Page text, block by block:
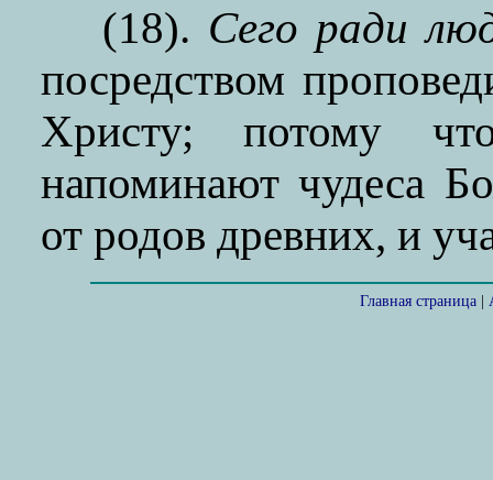
(18). Сего ради
посредством
Христу; потому
напоминают чудеса
от родов древних, и
Главная страница|